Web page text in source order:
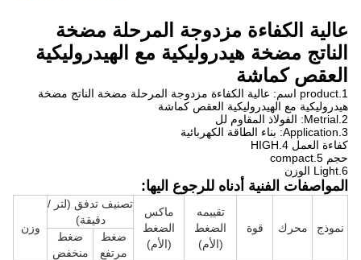
عالية الكفاءة مزدوجة المرحلة مضخة
الناتج مضخة هيدروليكية مع الهيدروليكية
العقص كماشة
عالية الكفاءة مزدوجة المرحلة مضخة الناتج مضخة
هيدروليكية مع الهيدروليكية العقص كماشة
كفاءة العمل 4.HIGH
حجم 5.compact
6.Light الوزن
المواصفات الفنية أدناه للرجوع اليها:
نموذج محرك قوة
تقييمه
الضغط
(الأم)
ماكس
الضغط
(الأم)
تصنيف تدفق (لتر /
دقيقة)
وزن
ضغط
مرتفع
ضغط
منخفض